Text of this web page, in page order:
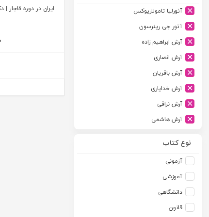
آیدین
ارجمند
ارسطو
ارشد
اسلامیه
اشکان
اطلاعات
امجد
امید انقلاب
آئورلیا تامولاریوکس
آتور جی رینرسون
آرش ابراهیم زاده
آرش انصاری
آرش باقریان
آرش خدایاری
آرش نراقی
آرش هاشمی
آزاده صادقی
آزیتا قربانی رحیم
آلبرت ون دایسی
آلن ردفرن
نوع کتاب
آزمونی
آموزشی
دانشگاهی
قانون
ایران در دوره قاجار |